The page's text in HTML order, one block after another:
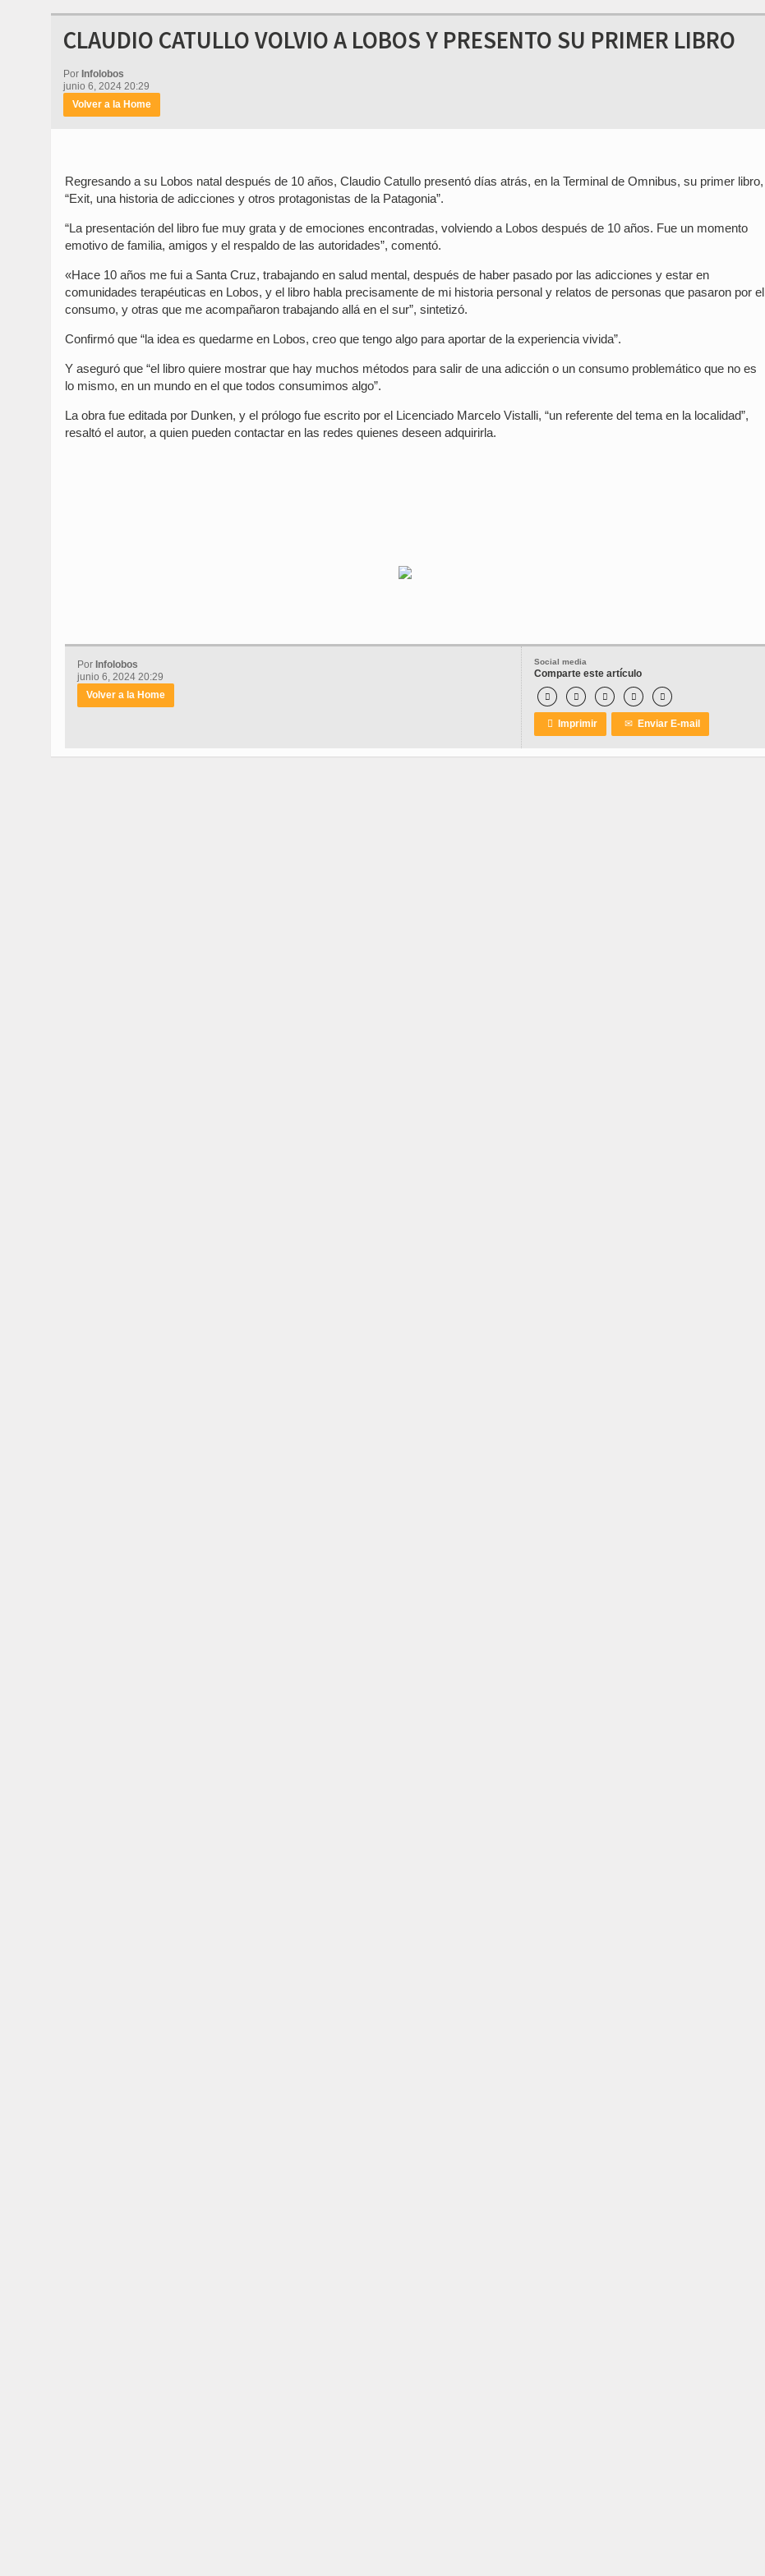
CLAUDIO CATULLO VOLVIO A LOBOS Y PRESENTO SU PRIMER LIBRO
Por Infolobos
junio 6, 2024 20:29
Volver a la Home
Regresando a su Lobos natal después de 10 años, Claudio Catullo presentó días atrás, en la Terminal de Omnibus, su primer libro,
“Exit, una historia de adicciones y otros protagonistas de la Patagonia”.
“La presentación del libro fue muy grata y de emociones encontradas, volviendo a Lobos después de 10 años. Fue un momento
emotivo de familia, amigos y el respaldo de las autoridades”, comentó.
«Hace 10 años me fui a Santa Cruz, trabajando en salud mental, después de haber pasado por las adicciones y estar en
comunidades terapéuticas en Lobos, y el libro habla precisamente de mi historia personal y relatos de personas que pasaron por el
consumo, y otras que me acompañaron trabajando allá en el sur”, sintetizó.
Confirmó que “la idea es quedarme en Lobos, creo que tengo algo para aportar de la experiencia vivida”.
Y aseguró que “el libro quiere mostrar que hay muchos métodos para salir de una adicción o un consumo problemático que no es
lo mismo, en un mundo en el que todos consumimos algo”.
La obra fue editada por Dunken, y el prólogo fue escrito por el Licenciado Marcelo Vistalli, “un referente del tema en la localidad”,
resaltó el autor, a quien pueden contactar en las redes quienes deseen adquirirla.
Social media
Comparte este artículo
    
 Imprimir ✉ Enviar E-mail
Por Infolobos
junio 6, 2024 20:29
Volver a la Home